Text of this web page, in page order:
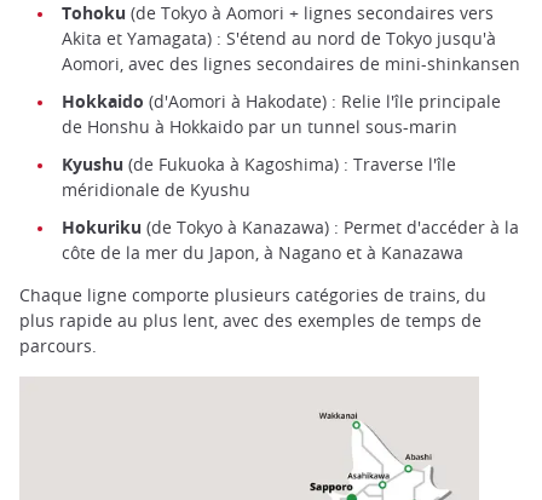
Tohoku (de Tokyo à Aomori + lignes secondaires vers
Akita et Yamagata) : S'étend au nord de Tokyo jusqu'à
Aomori, avec des lignes secondaires de mini-shinkansen
Hokkaido (d'Aomori à Hakodate) : Relie l'île principale
de Honshu à Hokkaido par un tunnel sous-marin
Kyushu (de Fukuoka à Kagoshima) : Traverse l'île
méridionale de Kyushu
Hokuriku (de Tokyo à Kanazawa) : Permet d'accéder à la
côte de la mer du Japon, à Nagano et à Kanazawa
Chaque ligne comporte plusieurs catégories de trains, du
plus rapide au plus lent, avec des exemples de temps de
parcours.